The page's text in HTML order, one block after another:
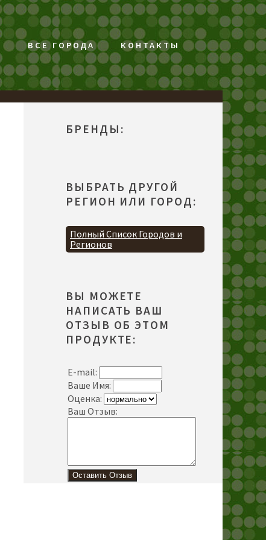
ВСЕ ГОРОДА КОНТАКТЫ
БРЕНДЫ:
ВЫБРАТЬ ДРУГОЙ
РЕГИОН ИЛИ ГОРОД:
Полный Список Городов и
Регионов
ВЫ МОЖЕТЕ
НАПИСАТЬ ВАШ
ОТЗЫВ ОБ ЭТОМ
ПРОДУКТЕ:
E-mail:
Ваше Имя:
Оценка:
Ваш Отзыв: